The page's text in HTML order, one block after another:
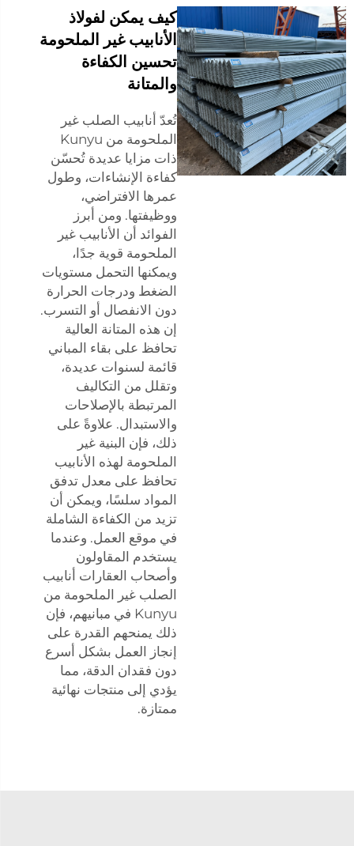
كيف يمكن لفولاذ
الأنابيب غير الملحومة
تحسين الكفاءة
والمتانة
تُعدّ أنابيب الصلب غير
الملحومة من Kunyu
ذات مزايا عديدة تُحسّن
كفاءة الإنشاءات، وطول
عمرها الافتراضي،
ووظيفتها. ومن أبرز
الفوائد أن الأنابيب غير
الملحومة قوية جدًا،
ويمكنها التحمل مستويات
الضغط ودرجات الحرارة
دون الانفصال أو التسرب.
إن هذه المتانة العالية
تحافظ على بقاء المباني
قائمة لسنوات عديدة،
وتقلل من التكاليف
المرتبطة بالإصلاحات
والاستبدال. علاوةً على
ذلك، فإن البنية غير
الملحومة لهذه الأنابيب
تحافظ على معدل تدفق
المواد سلسًا، ويمكن أن
تزيد من الكفاءة الشاملة
في موقع العمل. وعندما
يستخدم المقاولون
وأصحاب العقارات أنابيب
الصلب غير الملحومة من
Kunyu في مبانيهم، فإن
ذلك يمنحهم القدرة على
إنجاز العمل بشكل أسرع
دون فقدان الدقة، مما
يؤدي إلى منتجات نهائية
ممتازة.